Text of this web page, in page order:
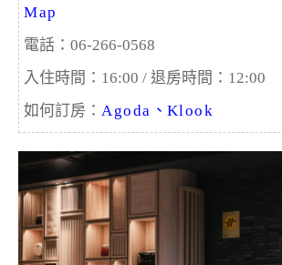
Map
電話：06-266-0568
入住時間：16:00 / 退房時間：12:00
如何訂房： Agoda 、 Klook